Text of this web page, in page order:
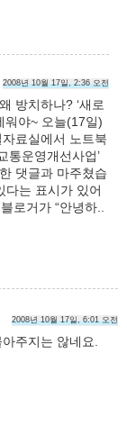
2008년 10월 17일, 2:36 오전
방치하나? ‘새로
워야~ 오늘(17일)
료실에서 노트북
통운영개선사업’
댓글과 마주쳤습
다는 표시가 있어
로거가 “안녕하..
2008년 10월 17일, 6:01 오전
주지는 않네요.